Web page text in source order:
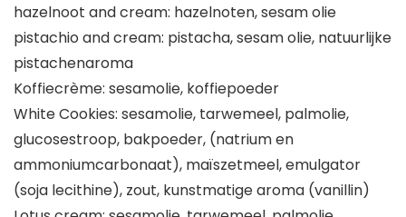
hazelnoot and cream: hazelnoten, sesam olie
pistachio and cream: pistacha, sesam olie, natuurlijke
pistachenaroma
Koffiecrème: sesamolie, koffiepoeder
White Cookies: sesamolie, tarwemeel, palmolie,
glucosestroop, bakpoeder, (natrium en
ammoniumcarbonaat), maïszetmeel, emulgator
(soja lecithine), zout, kunstmatige aroma (vanillin)